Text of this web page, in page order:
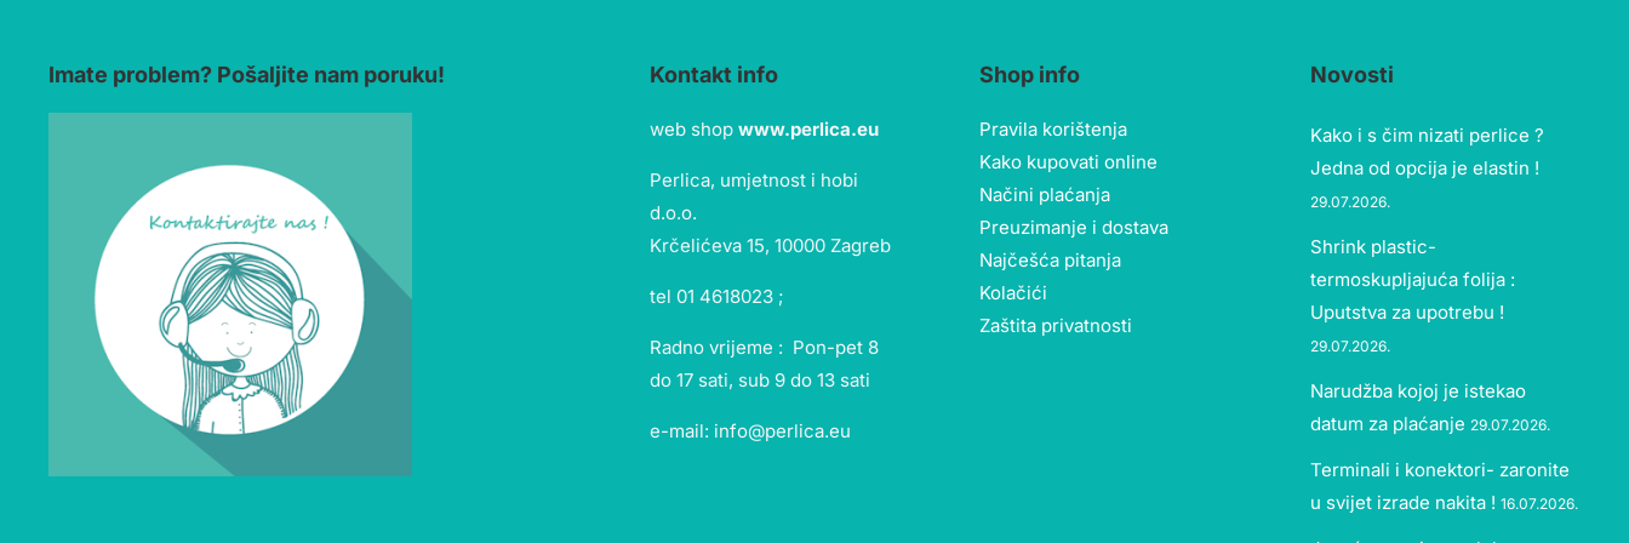
Imate problem? Pošaljite nam poruku! Kontakt info
web shop www.perlica.eu
Perlica, umjetnost i hobi
d.o.o.
Krčelićeva 15, 10000 Zagreb
tel 01 4618023 ;
Radno vrijeme : Pon-pet 8
do 17 sati, sub 9 do 13 sati
e-mail: info@perlica.eu
Shop info
Pravila korištenja
Kako kupovati online
Načini plaćanja
Preuzimanje i dostava
Najčešća pitanja
Kolačići
Zaštita privatnosti
Novosti
Kako i s čim nizati perlice ?
Jedna od opcija je elastin !
29.07.2026.
Shrink plastic-
termoskupljajuća folija :
Uputstva za upotrebu !
29.07.2026.
Narudžba kojoj je istekao
datum za plaćanje 29.07.2026.
Terminali i konektori- zaronite
u svijet izrade nakita ! 16.07.2026.